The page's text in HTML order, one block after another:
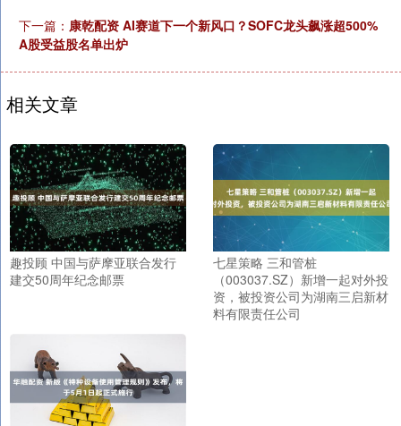
下一篇： 康乾配资 AI赛道下一个新风口？SOFC龙头飙涨超500%
A股受益股名单出炉
相关文章
趣投顾 中国与萨摩亚联合发行
建交50周年纪念邮票
七星策略 三和管桩
（003037.SZ）新增一起对外投
资，被投资公司为湖南三启新材
料有限责任公司